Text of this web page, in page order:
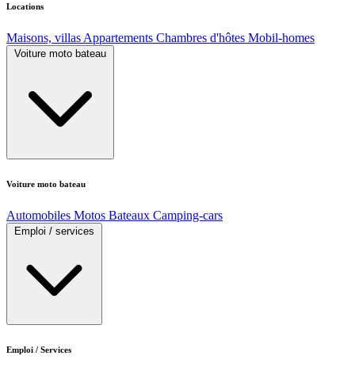
Locations
Maisons, villas Appartements Chambres d'hôtes Mobil-homes
Voiture moto bateau
Voiture moto bateau
Automobiles Motos Bateaux Camping-cars
Emploi / services
Emploi / Services